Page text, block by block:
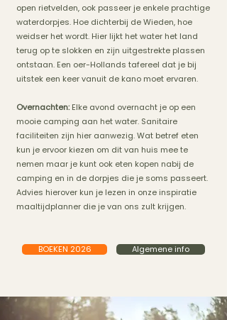
open rietvelden, ook passeer je enkele prachtige
waterdorpjes. Hoe dichterbij de Wieden, hoe
weidser het wordt. Hier lijkt het water het land
terug op te slokken en zijn uitgestrekte plassen
ontstaan. Een oer-Hollands tafereel dat je bij
uitstek een keer vanuit de kano moet ervaren.
Overnachten:Elke avond overnacht je op een
mooie camping aan het water. Sanitaire
faciliteiten zijn hier aanwezig. Wat betref eten
kun je ervoor kiezen om dit van huis mee te
nemen maar je kunt ook eten kopen nabij de
camping en in de dorpjes die je soms passeert.
Advies hierover kun je lezen in onze inspiratie
maaltijdplanner die je van ons zult krijgen.
BOEKEN 2026 Algemene info